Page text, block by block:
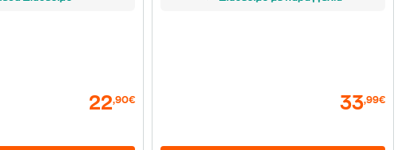
22,90€ 33,99€